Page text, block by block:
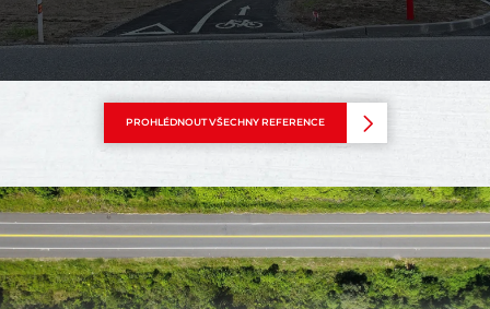
PROHLÉDNOUT VŠECHNY REFERENCE